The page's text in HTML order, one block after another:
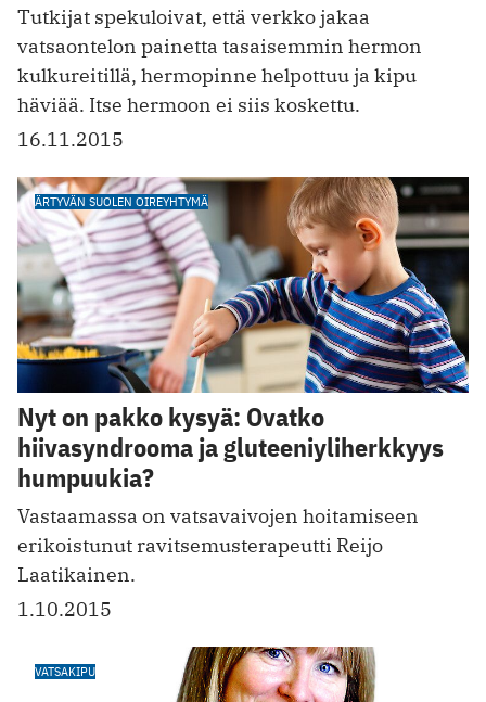
Tutkijat spekuloivat, että verkko jakaa
vatsaontelon painetta tasaisemmin hermon
kulkureitillä, hermopinne helpottuu ja kipu
häviää. Itse hermoon ei siis koskettu.
16.11.2015
ÄRTYVÄN SUOLEN OIREYHTYMÄ
Nyt on pakko kysyä: Ovatko
hiivasyndrooma ja gluteeniyliherkkyys
humpuukia?
Vastaamassa on vatsavaivojen hoitamiseen
erikoistunut ravitsemusterapeutti Reijo
Laatikainen.
1.10.2015
VATSAKIPU